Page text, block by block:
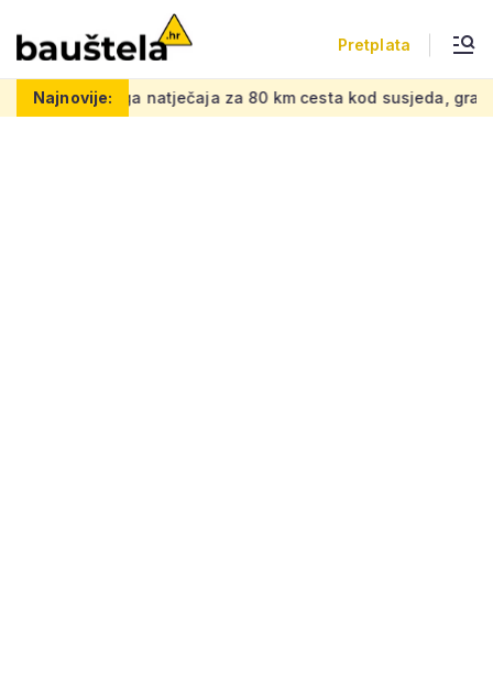
Pretplata
Najnovije:
za 80 km cesta kod susjeda, gradi se spoj na europsku